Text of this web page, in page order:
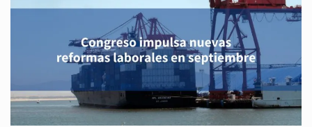
El gobierno de Estados Unidos anunciará un arancel del 15 % sobre los productos fabricados…
El Departamento de Agricultura de Estados Unidos (USDA) suspendió el 5 de agosto de 2026…
ASIÁTICOS